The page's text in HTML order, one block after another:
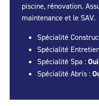
piscine, rénovation.
maintenance et le SAV.
Spécialité
Spécialité
Spécialité Spa : Oui
Spécialité Abris :